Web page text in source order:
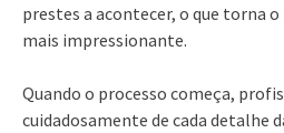
prestes a acontecer, o que torna
mais impressionante.
Quando o processo começa,
cuidadosamente de cada detalhe